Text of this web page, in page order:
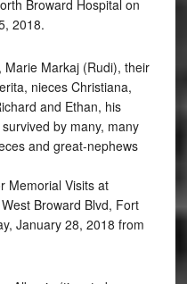
Broward Hospital on
2018.
Marie Markaj (Rudi), their
nieces Christiana,
and Ethan, his
by many, many
and great-nephews
Memorial Visits at
Broward Blvd, Fort
January 28, 2018 from